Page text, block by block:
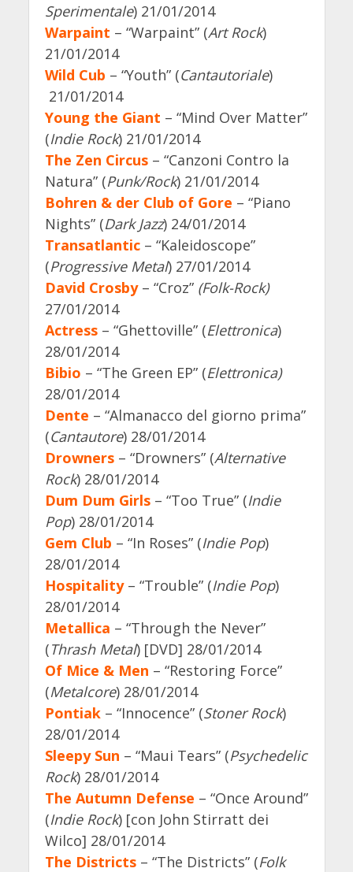
Sperimentale) 21/01/2014
Warpaint – “Warpaint” (Art Rock)
21/01/2014
Wild Cub – “Youth” (Cantautoriale)
21/01/2014
Young the Giant – “Mind Over Matter”
(Indie Rock) 21/01/2014
The Zen Circus– “Canzoni Contro la
Natura” (Punk/Rock) 21/01/2014
Bohren & der Club of Gore – “Piano
Nights” (Dark Jazz) 24/01/2014
Transatlantic– “Kaleidoscope”
(Progressive Metal) 27/01/2014
David Crosby– “Croz” (Folk-Rock)
27/01/2014
Actress– “Ghettoville” (Elettronica)
28/01/2014
Bibio – “The Green EP” (Elettronica)
28/01/2014
Dente – “Almanacco del giorno prima”
(Cantautore) 28/01/2014
Drowners– “Drowners” (Alternative
Rock) 28/01/2014
Dum Dum Girls– “Too True” (Indie
Pop) 28/01/2014
Gem Club – “In Roses” (Indie Pop)
28/01/2014
Hospitality– “Trouble” (Indie Pop)
28/01/2014
Metallica – “Through the Never”
(Thrash Metal) [DVD] 28/01/2014
Of Mice & Men – “Restoring Force”
(Metalcore) 28/01/2014
Pontiak– “Innocence” (Stoner Rock)
28/01/2014
Sleepy Sun – “Maui Tears” (Psychedelic
Rock) 28/01/2014
The Autumn Defense – “Once Around”
(Indie Rock) [con John Stirratt dei
Wilco] 28/01/2014
The Districts– “The Districts” (Folk